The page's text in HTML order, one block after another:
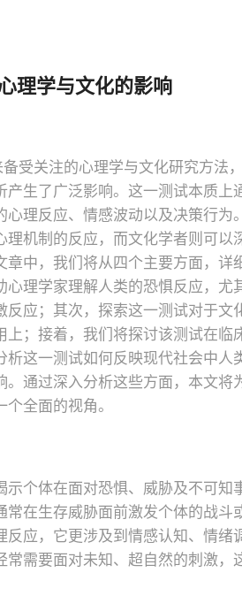
理学与文化的影响
受关注的心理学与文化研究方法
生了广泛影响。这一测试本质上
理反应、情感波动以及决策行为
机制的反应，而文化学者则可以
中，我们将从四个主要方面，详
理学家理解人类的恐惧反应，尤
应；其次，探索这一测试对于文
；接着，我们将探讨该测试在临
这一测试如何反映现代社会中人
通过深入分析这些方面，本文将
全面的视角。
个体在面对恐惧、威胁及不可知
在生存威胁面前激发个体的战斗
应，它更涉及到情感认知、情绪
需要面对未知、超自然的刺激，